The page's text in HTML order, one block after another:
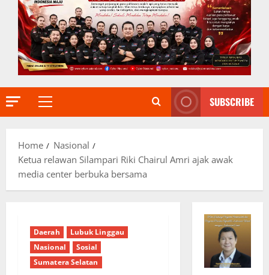
Primary
SUBSCRIBE
Home
Nasional
Ketua relawan Silampari Riki Chairul Amri ajak awak
media center berbuka bersama
Daerah
Lubuk Linggau
Nasional
Sosial
Sumatera Selatan